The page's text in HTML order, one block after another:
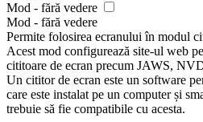
Mod - fără vedere
Mod - fără vedere
Permite folosirea ecranului în modul
Acest mod configurează site-ul web
cititoare de ecran precum JAWS,
Un cititor de ecran este un software
care este instalat pe un computer și
trebuie să fie compatibile cu acesta.